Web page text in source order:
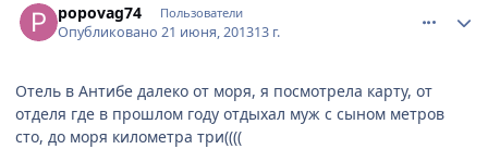
popovag74 Пользователи
Опубликовано21 июня, 201313 г.
Отель в Антибе далеко от моря, я посмотрела карту, от
отделя где в прошлом году отдыхал муж с сыном метров
сто, до моря километра три((((